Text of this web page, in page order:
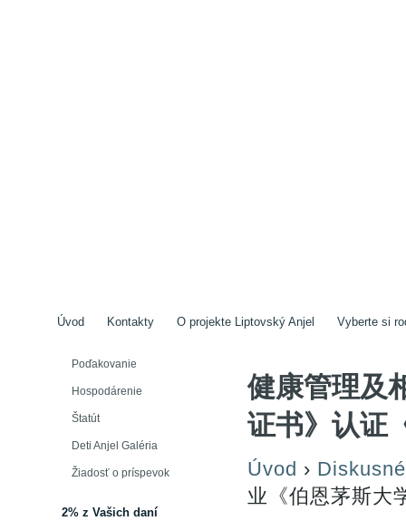
Úvod Kontakty O projekte Liptovský Anjel Vyberte si
Poďakovanie
Hospodárenie
Štatút
Deti Anjel Galéria
Žiadosť o príspevok
2% z Vašich daní
健康管理及
证书》认证
Úvod ›
业《伯恩茅斯大